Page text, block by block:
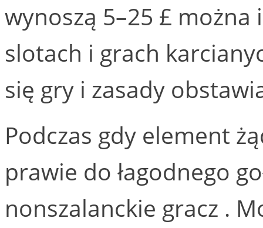
wynoszą 5–25 £
slotach i grach
się gry i zasady
Podczas gdy element
prawie do łagodnego
nonszalanckie gracz .